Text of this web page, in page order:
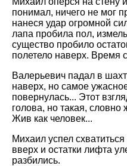
понимал, ничего не мог
нанеся удар огромной
лапа пробила пол,
существо пробило
полетело наверх. Время
Валерьевич падал в
наверх, но самое
повернулась... Этот
голова, но такая,
Жив как человек...
Михаил успел схватиться
вверх и остатки лифта
разбились.